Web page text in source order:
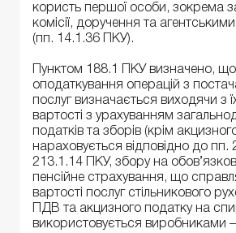
користь першої особи, зокрема
комісії, доручення та
(пп. 14.1.36 ПКУ).
Пунктом 188.1 ПКУ визначено,
оподаткування операцій з
послуг визначається виходячи з
вартості з урахуванням
податків та зборів (крім
нараховується відповідно до пп.
213.1.14 ПКУ, збору на
пенсійне страхування, що
вартості послуг стільникового
ПДВ та акцизного податку на
використовується виробниками –